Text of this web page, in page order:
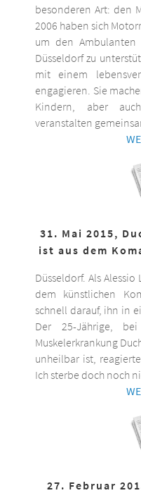
besonderen Art: den
2006 haben sich
um den Ambulanten
Düsseldorf zu
mit einem
engagieren. Sie
Kindern, aber
veranstalten
31. Mai 2015,
ist aus dem
Düsseldorf. Als
dem künstlichen
schnell darauf, ihn in
Der 25-Jährige,
Muskelerkrankung
unheilbar ist,
Ich sterbe doch noch
27. Februar